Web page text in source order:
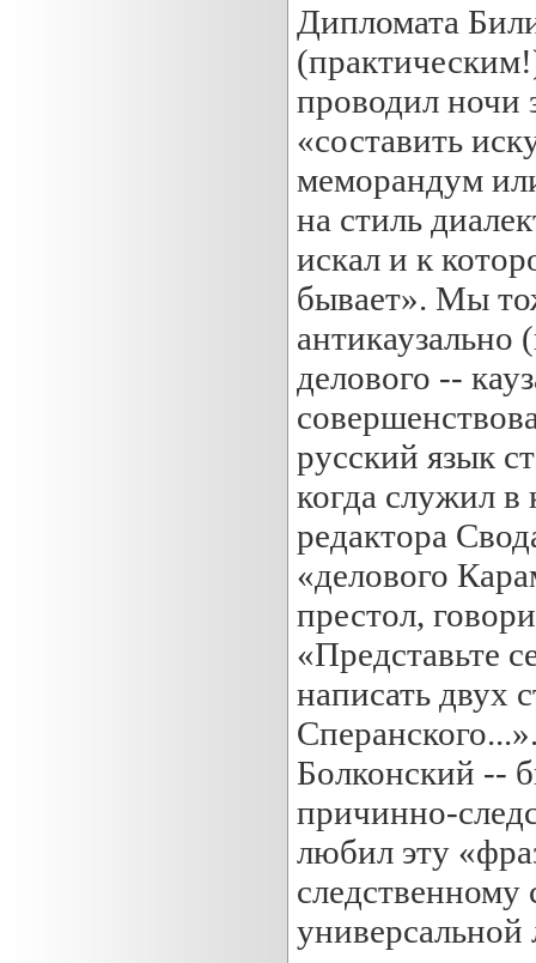
Дипломата
проводил ночи
«составить
меморандум
на стиль
искал и к
бывает». Мы
антикаузально
делового --
русский язык
когда служил в
редактора
«делового
престол,
«Представьте
написать двух
Болконский --
причинно-
любил эту
универсальной